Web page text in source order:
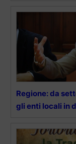
Regione: da
gli enti locali in